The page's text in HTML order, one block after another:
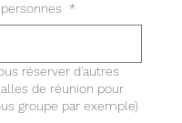
*
réserver d'autres
de réunion pour
groupe par exemple)